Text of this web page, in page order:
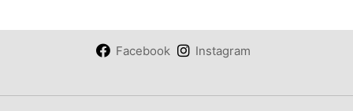
Facebook Instagram